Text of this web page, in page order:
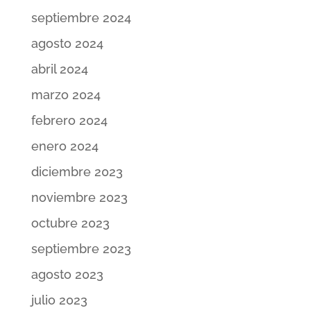
septiembre 2024
agosto 2024
abril 2024
marzo 2024
febrero 2024
enero 2024
diciembre 2023
noviembre 2023
octubre 2023
septiembre 2023
agosto 2023
julio 2023